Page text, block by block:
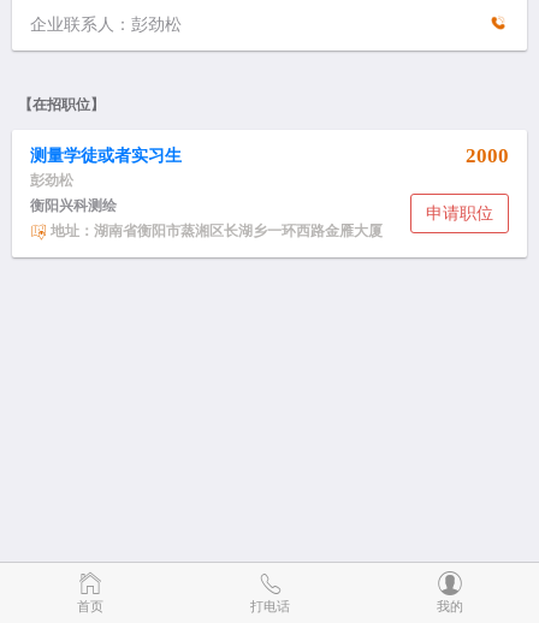
企业联系人：彭劲松
【在招职位】
测量学徒或者实习生 2000
彭劲松
申请职位
衡阳兴科测绘
地址：湖南省衡阳市蒸湘区长湖乡一环西路金雁大厦
首页 打电话 我的